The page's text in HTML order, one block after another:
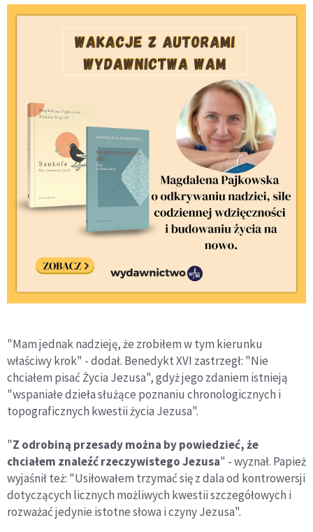
"Mam jednak nadzieję, że zrobiłem w tym kierunku
właściwy krok" - dodał. Benedykt XVI zastrzegł: "Nie
chciałem pisać Życia Jezusa", gdyż jego zdaniem istnieją
"wspaniałe dzieła służące poznaniu chronologicznych i
topograficznych kwestii życia Jezusa".
"Z odrobiną przesady można by powiedzieć, że
chciałem znaleźć rzeczywistego Jezusa" - wyznał. Papież
wyjaśnił też: "Usiłowałem trzymać się z dala od kontrowersji
dotyczących licznych możliwych kwestii szczegółowych i
rozważać jedynie istotne słowa i czyny Jezusa".